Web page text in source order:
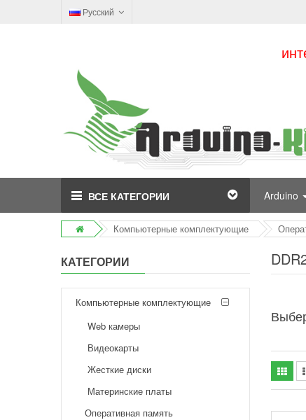
Русский
ВСЕ КАТЕГОРИИ Arduino
Компьютерные комплектующие
КАТЕГОРИИ
Компьютерные комплектующие
Web камеры
Видеокарты
Жесткие диски
Материнские платы
Оперативная память